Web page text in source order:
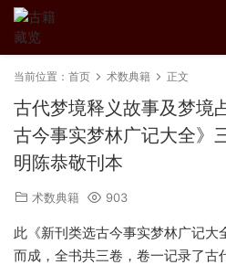
当前位置： 首页 术数典籍 正文
古代梦境释义故事及梦境
古今事实梦林广记大全》
明陈恭敬刊本
术数典籍 903
此《新刊类选古今事实梦林广记大
而成，全书共三卷，卷一记录了古